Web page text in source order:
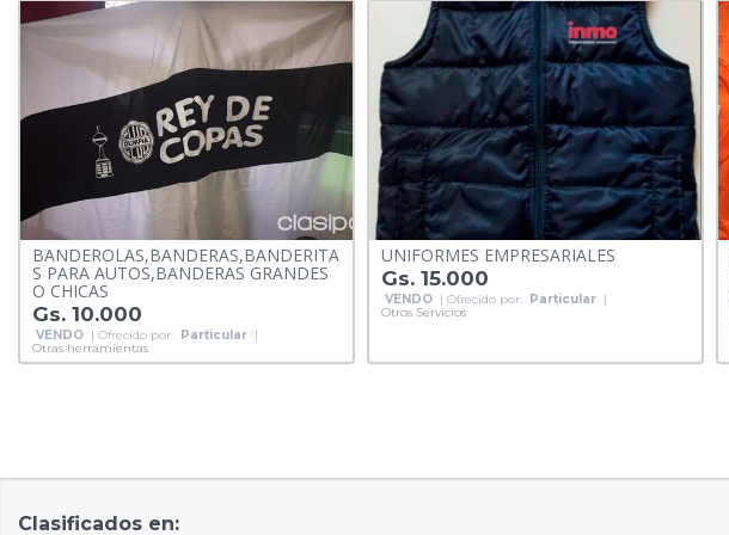
BANDEROLAS,BANDERAS,BANDERITA
S PARA AUTOS,BANDERAS GRANDES
O CHICAS
Gs. 10.000
VENDO | Ofrecido por: Particular |
Otras herramientas
UNIFORMES EMPRESARIALES
Gs. 15.000
VENDO | Ofrecido por: Particular |
Otros Servicios
Clasificados en: